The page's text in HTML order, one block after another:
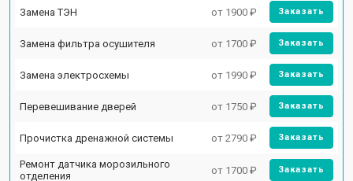
Замена ТЭН от 1900 ₽ Заказать
Замена фильтра осушителя от 1700 ₽ Заказать
Замена электросхемы от 1990 ₽ Заказать
Перевешивание дверей от 1750 ₽ Заказать
Прочистка дренажной системы от 2790 ₽ Заказать
Ремонт датчика морозильного
отделения
от 1700 ₽ Заказать